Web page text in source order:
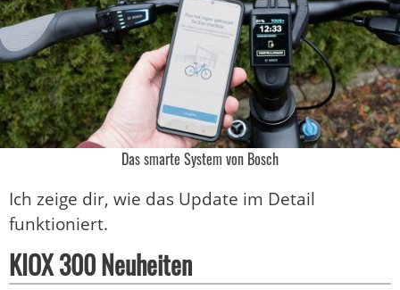
Das smarte System von Bosch
Ich zeige dir, wie das Update im Detail
funktioniert.
KIOX 300 Neuheiten